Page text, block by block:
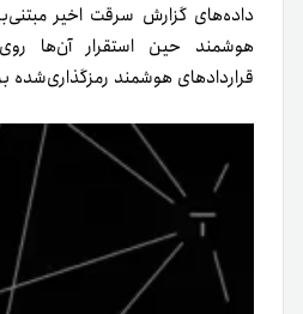
داده‌های گزارش سرقت اخیر
هوشمند حین استقرار آن‌ها
قراردادهای هوشمند رمزگذاری‌شده